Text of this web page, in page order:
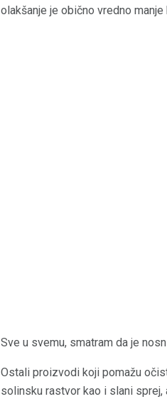
olakšanje je obično vredno manje
Sve u svemu, smatram da je
Ostali proizvodi koji pomažu
solinsku rastvor kao i slani sprej,